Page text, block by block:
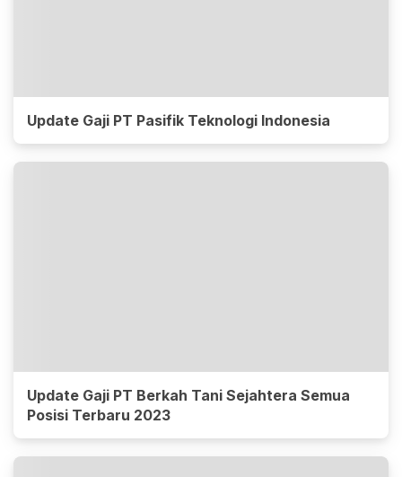
Update Gaji PT Pasifik Teknologi Indonesia
Update Gaji PT Berkah Tani Sejahtera Semua
Posisi Terbaru 2023